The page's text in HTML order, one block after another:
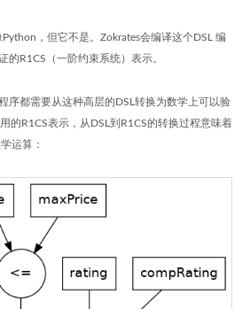
，但它不是。Zokrates会编译这个DSL 编
的R1CS（一阶约束系统）表示。
序都需要从这种高层的DSL转换为数学上可以验
的R1CS表示，从DSL到R1CS的转换过程意味着
运算：